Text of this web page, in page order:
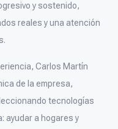
y sostenido,
reales y una atención
Carlos Martín
de la empresa,
tecnologías
ayudar a hogares y